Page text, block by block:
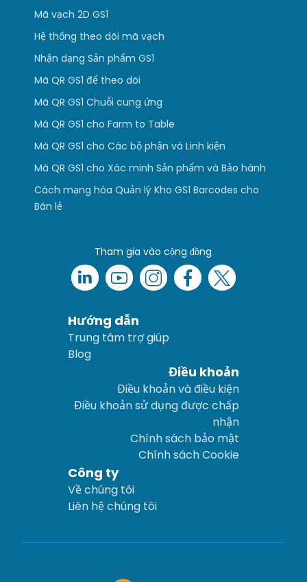
Mã vạch 2D GS1
Hệ thống theo dõi mã vạch
Nhận dạng Sản phẩm GS1
Mã QR GS1 để theo dõi
Mã QR GS1 Chuỗi cung ứng
Mã QR GS1 cho Farm to Table
Mã QR GS1 cho Các bộ phận và Linh kiện
Mã QR GS1 cho Xác minh Sản phẩm và Bảo hành
Cách mạng hóa Quản lý Kho GS1 Barcodes cho
Bán lẻ
Tham gia vào cộng đồng
Hướng dẫn
Trung tâm trợ giúp
Blog
Điều khoản
Điều khoản và điều kiện
Điều khoản sử dụng được chấp
nhận
Chính sách bảo mật
Chính sách Cookie
Công ty
Về chúng tôi
Liên hệ chúng tôi